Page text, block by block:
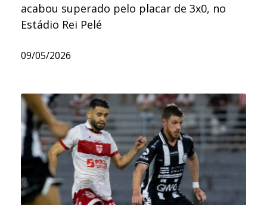
acabou superado pelo placar de 3x0, no
Estádio Rei Pelé
09/05/2026